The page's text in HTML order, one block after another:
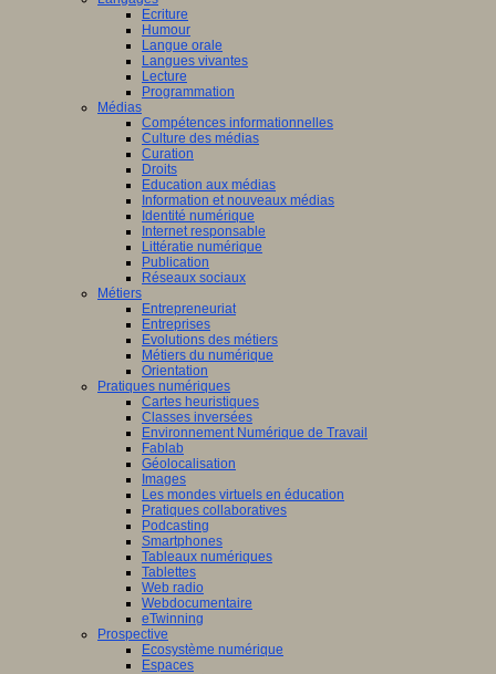
Ecriture
Humour
Langue orale
Langues vivantes
Lecture
Programmation
Médias
Compétences informationnelles
Culture des médias
Curation
Droits
Education aux médias
Information et nouveaux médias
Identité numérique
Internet responsable
Littératie numérique
Publication
Réseaux sociaux
Métiers
Entrepreneuriat
Entreprises
Evolutions des métiers
Métiers du numérique
Orientation
Pratiques numériques
Cartes heuristiques
Classes inversées
Environnement Numérique de Travail
Fablab
Géolocalisation
Images
Les mondes virtuels en éducation
Pratiques collaboratives
Podcasting
Smartphones
Tableaux numériques
Tablettes
Web radio
Webdocumentaire
eTwinning
Prospective
Ecosystème numérique
Espaces